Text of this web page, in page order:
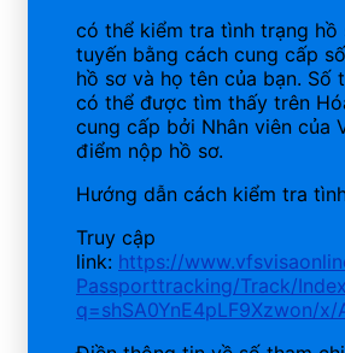
có thể kiểm tra tình trạng hồ
tuyến bằng cách cung cấp
hồ sơ và họ tên của bạn. Số
có thể được tìm thấy trên
cung cấp bởi Nhân viên của
điểm nộp hồ sơ.
Hướng dẫn cách kiểm tra
Truy cập
link: https://
Passporttracking/Track/
q=shSA0YnE4pLF9Xzwon/